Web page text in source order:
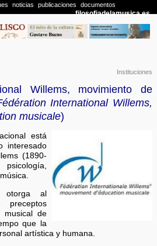
Instituciones
Willems, movimiento de
International Willems,
musicale)
está
interesado
(1890-
otorga al
musical de
que la
artística y humana.